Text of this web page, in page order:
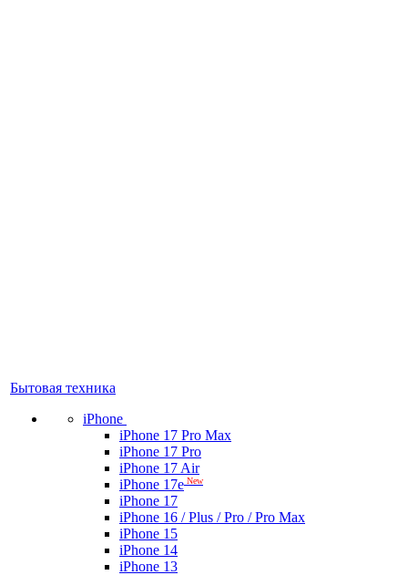
Бытовая техника
iPhone
iPhone 17 Pro Max
iPhone 17 Pro
iPhone 17 Air
iPhone 17e New
iPhone 17
iPhone 16 / Plus / Pro / Pro Max
iPhone 15
iPhone 14
iPhone 13